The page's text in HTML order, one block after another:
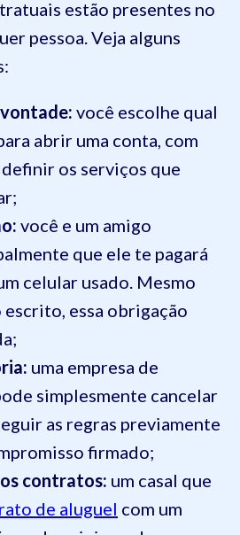
estão presentes no
pessoa. Veja alguns
você escolhe qual
abrir uma conta, com
os serviços que
você e um amigo
que ele te pagará
celular usado. Mesmo
escrito, essa obrigação
uma empresa de
simplesmente cancelar
as regras previamente
firmado;
contratos: um casal que
de aluguel com um